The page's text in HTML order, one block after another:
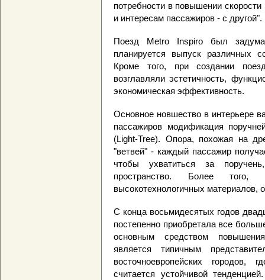
потребности в повышении
и интересам пассажиров - с другой".
Поезд Metro Inspiro был
планируется выпуск различных
Кроме того, при создании
возглавляли эстетичность,
экономическая эффективность.
Основное новшество в интерьере
пассажиров модификация
(Light-Tree). Опора, похожая на
"ветвей" - каждый пассажир
чтобы ухватиться за
пространство. Более того,
высокотехнологичных материалов,
С конца восьмидесятых годов
постепенно приобретала все
основным средством
является типичным
восточноевропейских городов,
считается устойчивой